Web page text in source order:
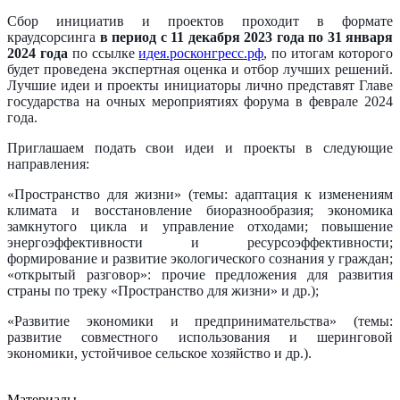
Сбор инициатив и проектов проходит в формате
краудсорсинга в период с 11 декабря 2023 года по 31 января
2024 года по ссылкеидея.росконгресс.рф, по итогам которого
будет проведена экспертная оценка и отбор лучших решений.
Лучшие идеи и проекты инициаторы лично представят Главе
государства на очных мероприятиях форума в феврале 2024
года.
Приглашаем подать свои идеи и проекты в следующие
направления:
«Пространство для жизни» (темы: адаптация к изменениям
климата и восстановление биоразнообразия; экономика
замкнутого цикла и управление отходами; повышение
энергоэффективности и ресурсоэффективности;
формирование и развитие экологического сознания у граждан;
«открытый разговор»: прочие предложения для развития
страны по треку «Пространство для жизни» и др.);
«Развитие экономики и предпринимательства» (темы:
развитие совместного использования и шеринговой
экономики, устойчивое сельское хозяйство и др.).